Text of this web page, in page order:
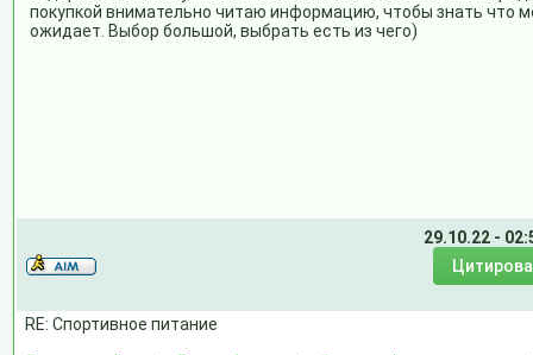
покупкой внимательно читаю информацию, чтобы знать что
ожидает. Выбор большой, выбрать есть из чего)
29.10.22 -
RE: Спортивное питание